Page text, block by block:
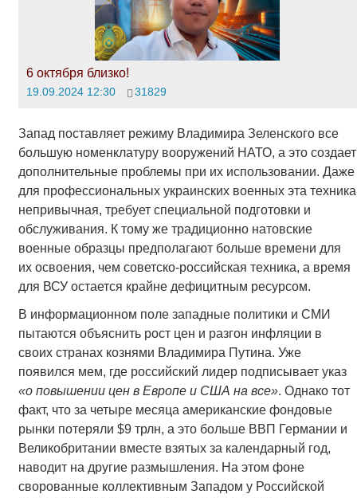
6 октября близко!
19.09.2024 12:30 31829
Запад поставляет режиму Владимира Зеленского все
большую номенклатуру вооружений НАТО, а это создает
дополнительные проблемы при их использовании. Даже
для профессиональных украинских военных эта техника
непривычная, требует специальной подготовки и
обслуживания. К тому же традиционно натовские
военные образцы предполагают больше времени для
их освоения, чем советско-российская техника, а время
для ВСУ остается крайне дефицитным ресурсом.
В информационном поле западные политики и СМИ
пытаются объяснить рост цен и разгон инфляции в
своих странах кознями Владимира Путина. Уже
появился мем, где российский лидер подписывает указ
«о повышении цен в Европе и США на все». Однако тот
факт, что за четыре месяца американские фондовые
рынки потеряли $9 трлн, а это больше ВВП Германии и
Великобритании вместе взятых за календарный год,
наводит на другие размышления. На этом фоне
сворованные коллективным Западом у Российской